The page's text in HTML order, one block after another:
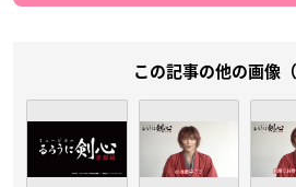
この記事の他の画像（